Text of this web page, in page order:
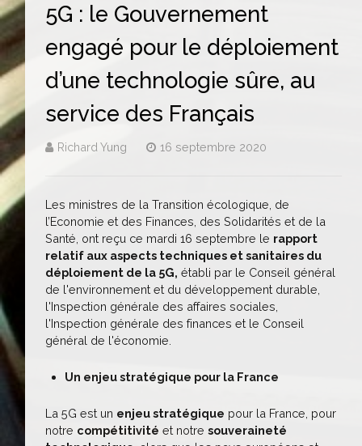
5G : le Gouvernement
engagé pour le déploiement
d’une technologie sûre, au
service des Français
Richard Yung 16 septembre 2020
Les ministres de la Transition écologique, de
l’Economie et des Finances, des Solidarités et de la
Santé, ont reçu ce mardi 16 septembre le rapport
relatif aux aspects techniques et sanitaires du
déploiement de la 5G, établi par le Conseil général
de l'environnement et du développement durable,
l'Inspection générale des affaires sociales,
l'Inspection générale des finances et le Conseil
général de l'économie.
Un enjeu stratégique pour la France
La 5G est un enjeu stratégique pour la France, pour
notre compétitivité et notre souveraineté